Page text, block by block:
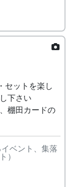
、兵庫県
ぼでライ
楽曲で
たての
郎バン
1999 2001
セットを楽し
下さい
棚田カードの
ベント、集落
）